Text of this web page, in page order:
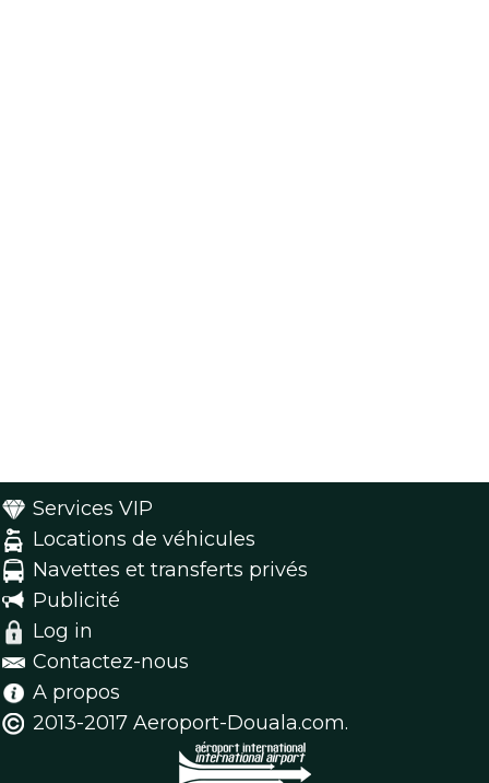
Services VIP
Locations de véhicules
Navettes et transferts privés
Publicité
Log in
Contactez-nous
A propos
2013-2017 Aeroport-Douala.com.